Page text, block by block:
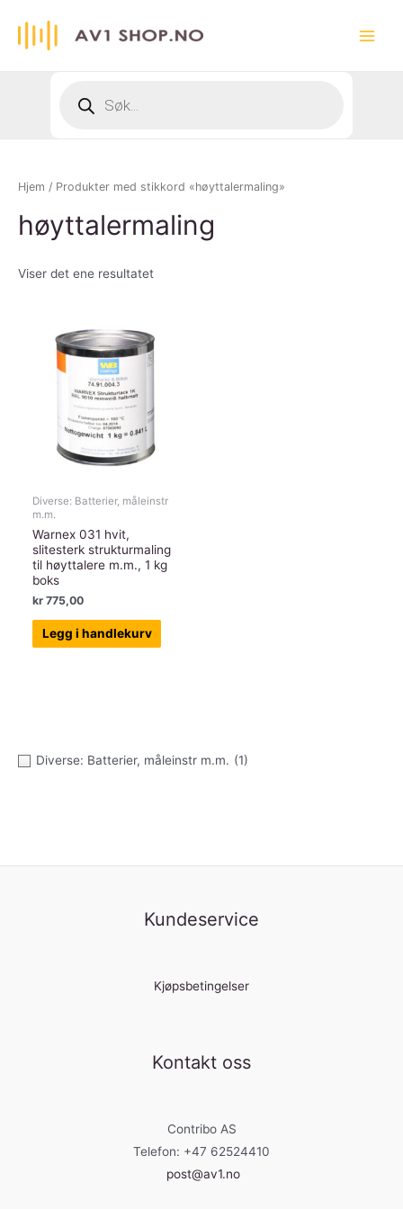
search
Diverse: Batterier, måleinstr m.m. (1)
Hjem / Produkter med stikkord «høyttalermaling»
høyttalermaling
Viser det ene resultatet
Diverse: Batterier, måleinstr
m.m.
Warnex 031 hvit,
slitesterk strukturmaling
til høyttalere m.m., 1 kg
boks
kr 775,00
Legg i handlekurv
Kundeservice
Kjøpsbetingelser
Kontakt oss
Contribo AS
Telefon: +47 62524410
post@av1.no